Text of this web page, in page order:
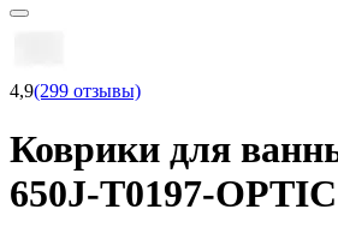
4,9(299 отзывы)
Коврики для
650J-T0197-